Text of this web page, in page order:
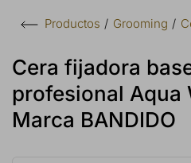
Productos Grooming
Cera fijadora
profesional Aqua
Marca BANDIDO